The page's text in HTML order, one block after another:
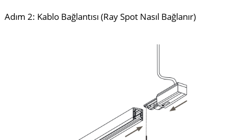
Adım 2: Kablo Bağlantısı (Ray Spot Nasıl Bağlanır)